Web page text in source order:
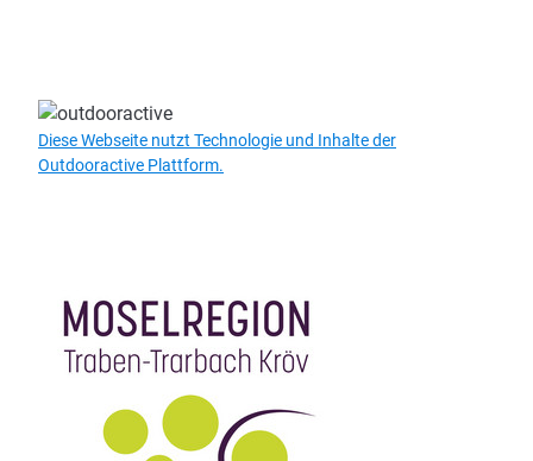
Diese Webseite nutzt Technologie und Inhalte der
Outdooractive Plattform.